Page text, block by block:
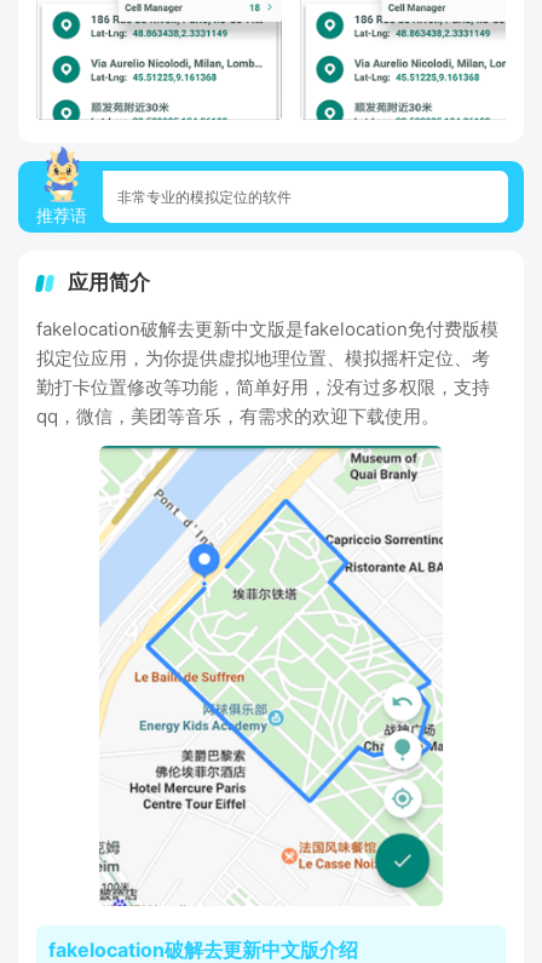
推荐语
非常专业的模拟定位的软件
应用简介
fakelocation破解去更新中文版是fakelocation免付费版模
拟定位应用，为你提供虚拟地理位置、模拟摇杆定位、考
勤打卡位置修改等功能，简单好用，没有过多权限，支持
qq，微信，美团等音乐，有需求的欢迎下载使用。
fakelocation破解去更新中文版介绍